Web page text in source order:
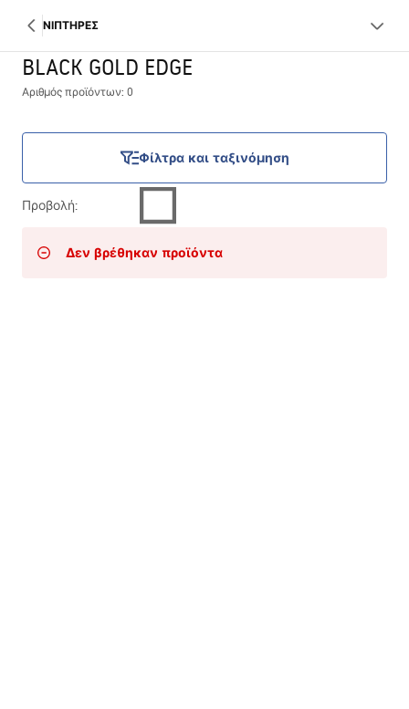
ΝΙΠΤΗΡΕΣ
BLACK GOLD EDGE
Αριθμός προϊόντων: 0
Φίλτρα και ταξινόμηση
Προβολή:
Δεν βρέθηκαν προϊόντα